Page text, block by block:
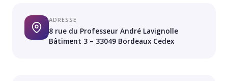
ADRESSE
8 rue du Professeur André Lavignolle
Bâtiment 3 – 33049 Bordeaux Cedex